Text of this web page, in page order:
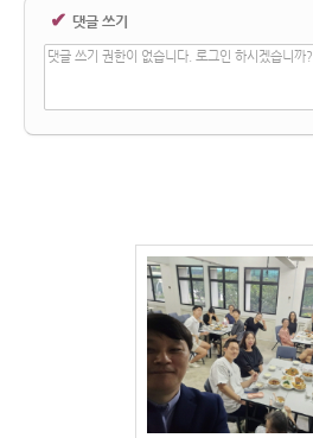
✔ 댓글 쓰기
댓글 쓰기 권한이 없습니다. 로그인 하시겠습니까?